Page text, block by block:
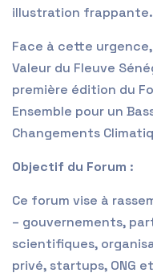
illustration frappante.
Face à cette
Valeur du Fleuve
première édition du
Ensemble pour un
Changements
Objectif du Forum :
Ce forum vise à
– gouvernements,
scientifiques,
privé, startups, ONG